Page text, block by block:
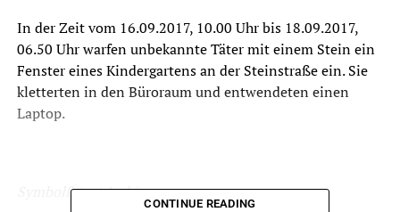
In der Zeit vom 16.09.2017, 10.00 Uhr bis 18.09.2017,
06.50 Uhr warfen unbekannte Täter mit einem Stein ein
Fenster eines Kindergartens an der Steinstraße ein. Sie
kletterten in den Büroraum und entwendeten einen
Laptop.
Symbolfoto / Archiv
CONTINUE READING